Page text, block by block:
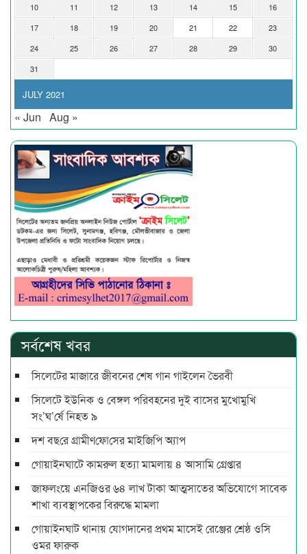
JULY 2021
10
11 12 13 14 15
16
17
18 19 20 21 22
23
24
25 26 27 28 29
30
31
« Jun Aug »
সর্বশেষ খবর
সিলেটের মাজারে জীবনের শেষ গান গাইলেন ভৈরবী
সিলেটে ইউনিক ও বেঙ্গল পরিবহনের দুই বাসের মুখোমুখি
সং’ঘ’র্ষে নিহত ৯
দশ বছ‌রে গ্রামীণ‌ফো‌সের মাইজিপি অ্যাপ
গোয়াইনঘাটে কামরুল হত্যা মামলায় ৪ আসামি গ্রেপ্তার
জাফলংয়ে এনজিওর ৬৪ লাখ টাকা আত্মসাতের অভিযোগে সাবেক
শাখা ব্যবস্থাপকের বিরুদ্ধে মামলা
গোয়াইনঘাট থানায় যোগদানের প্রথম মাসেই রেঞ্জের শ্রেষ্ঠ ওসি
ওমর ফারুক